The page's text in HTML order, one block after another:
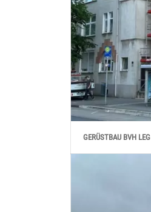
GERÜSTBAU BVH LEG